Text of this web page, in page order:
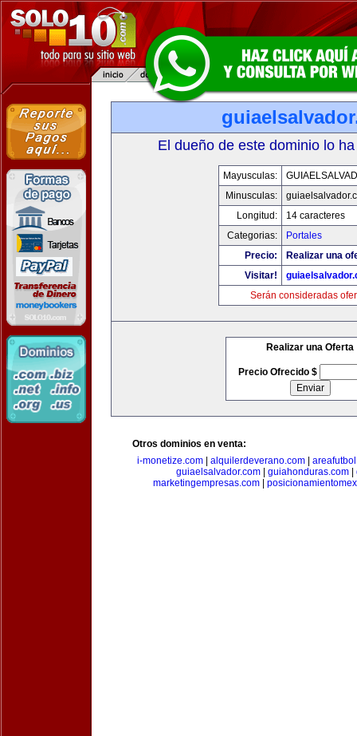
El dueño de este dominio lo
Mayusculas:
Minusculas:
Longitud:
14 caracteres
Categorias:
Portales
Precio:
Realizar una
Visitar!
Serán consideradas
Realizar una Oferta
Precio Ofrecido $
Otros dominios en venta:
i-monetize.com
alquilerdeverano.com
guiaelsalvador.com| guiahonduras.com|
marketingempresas.com